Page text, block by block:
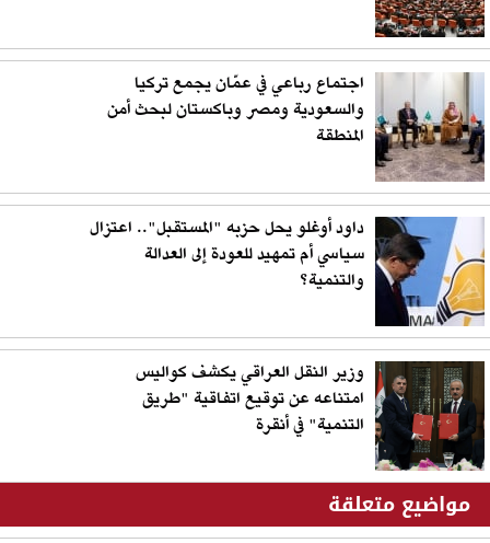
اجتماع رباعي في عمّان يجمع تركيا
والسعودية ومصر وباكستان لبحث أمن
المنطقة
داود أوغلو يحل حزبه "المستقبل".. اعتزال
سياسي أم تمهيد للعودة إلى العدالة
والتنمية؟
وزير النقل العراقي يكشف كواليس
امتناعه عن توقيع اتفاقية "طريق
التنمية" في أنقرة
مواضيع متعلقة